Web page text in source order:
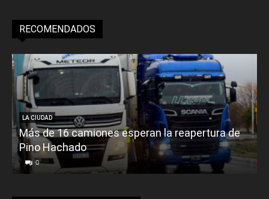
RECOMENDADOS
LA CIUDAD
Más de 16 camiones esperan la reapertura de
Pino Hachado
0